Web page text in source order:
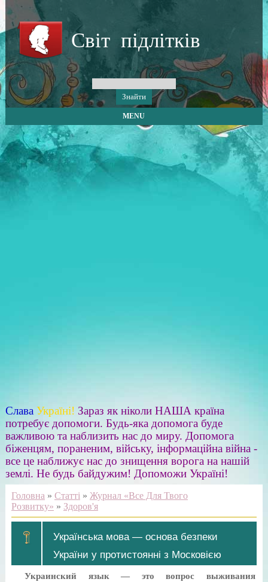
Світ підлітків
MENU
Слава Україні! Зараз як ніколи НАША країна
потребує допомоги. Будь-яка допомога буде
важливою та наблизить нас до миру. Допомога
біженцям, пораненим, війську, інформаційна війна -
все це наближує нас до знищення ворога на нашій
землі. Не будь байдужим! Допоможи Україні!
Головна » Статті » Журнал «Все Для Твого
Розвитку» » Здоров'я
Українська мова — основа безпеки
України у протистоянні з Московією
Украинский язык — это вопрос выживания